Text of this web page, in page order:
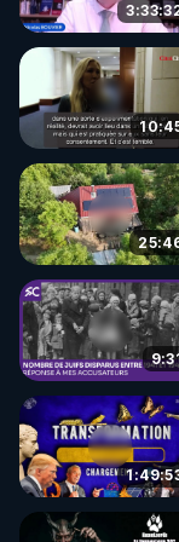
code :
▶ 30 jours
de bien-être
Rendez-vous
le code :